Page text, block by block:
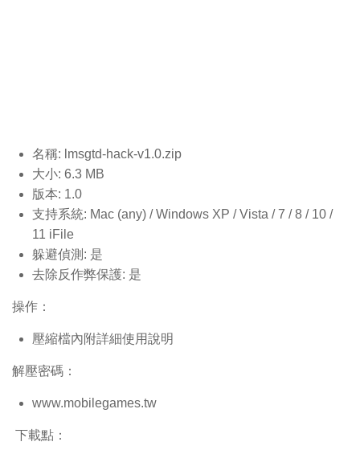
名稱: lmsgtd-hack-v1.0.zip
大小: 6.3 MB
版本: 1.0
支持系統: Mac (any) / Windows XP / Vista / 7 / 8 / 10 /
11 iFile
躲避偵測: 是
去除反作弊保護: 是
操作：
壓縮檔內附詳細使用說明
解壓密碼：
www.mobilegames.tw
下載點：